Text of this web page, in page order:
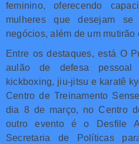
feminino, oferecendo
mulheres que desejam
negócios, além de um
Entre os destaques, está O
aulão de defesa pessoal
kickboxing, jiu-jitsu e karatê
Centro de Treinamento
dia 8 de março, no Centro
outro evento é o Desfile
Secretaria de Políticas